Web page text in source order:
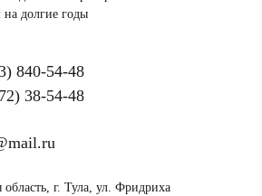
долгие годы
840-54-48
38-54-48
область, г. Тула, ул. Фридриха